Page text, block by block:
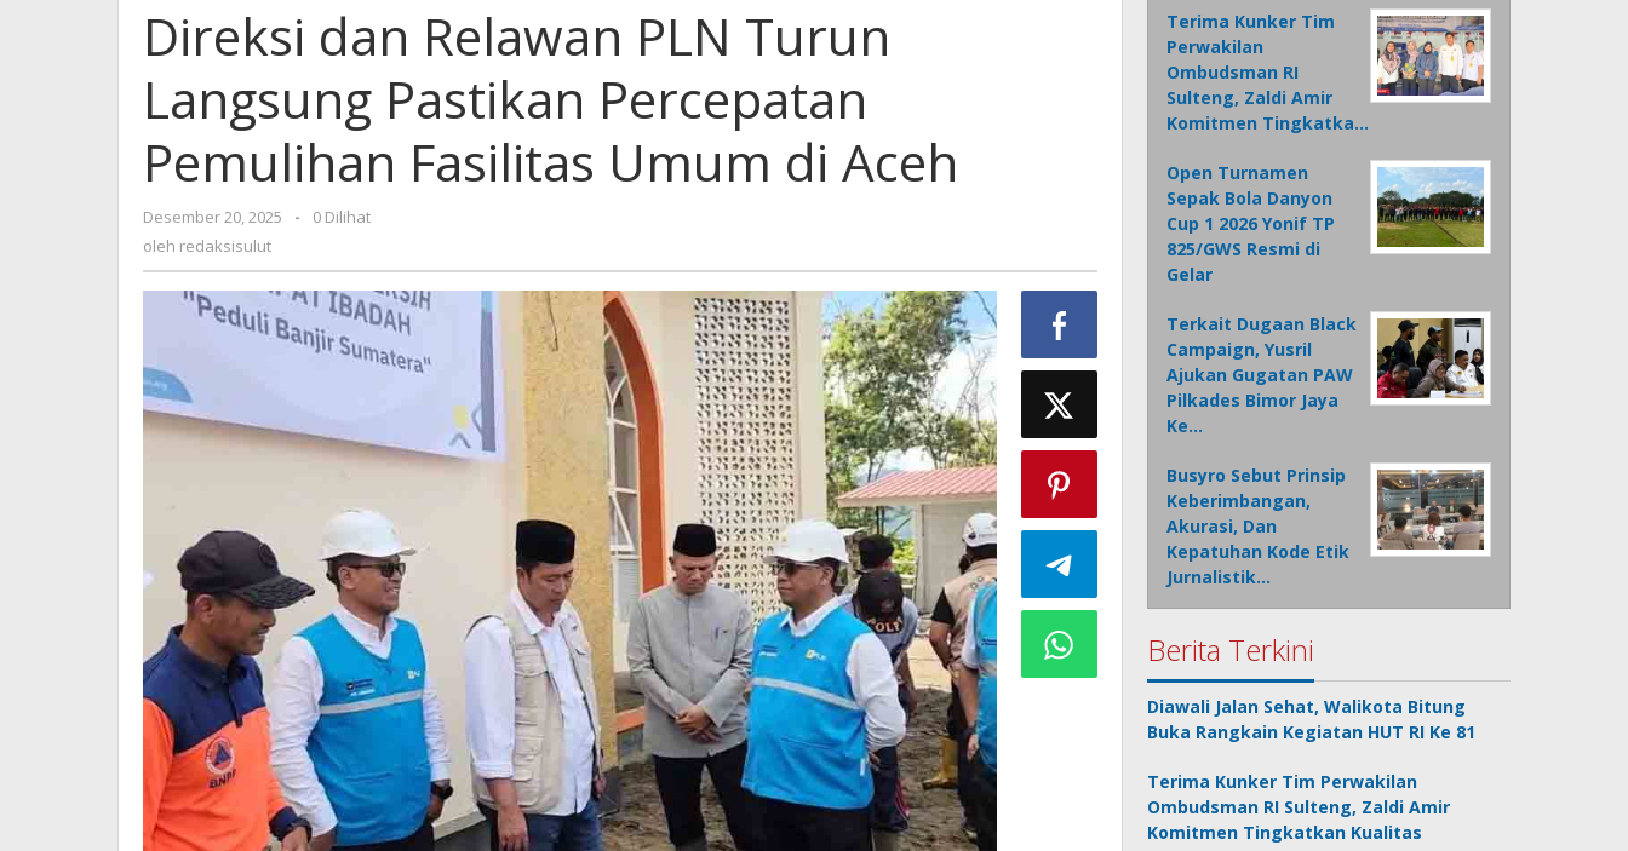
PLN
Turun
Pastikan
Percepatan
Pemulihan
Fasilitas
Umum
Direksi dan Relawan PLN Turun
Langsung Pastikan Percepatan
Pemulihan Fasilitas Umum di Aceh
Desember 20, 2025
oleh
-
0 Dilihat
oleh redaksisulut
Terima Kunker Tim
Perwakilan
Ombudsman RI
Sulteng, Zaldi Amir
Komitmen Tingkatka…
Open Turnamen
Sepak Bola Danyon
Cup 1 2026 Yonif TP
825/GWS Resmi di
Gelar
Terkait Dugaan Black
Campaign, Yusril
Ajukan Gugatan PAW
Pilkades Bimor Jaya
Ke…
Busyro Sebut Prinsip
Keberimbangan,
Akurasi, Dan
Kepatuhan Kode Etik
Jurnalistik…
Berita Terkini
Diawali Jalan Sehat, Walikota Bitung
Buka Rangkain Kegiatan HUT RI Ke 81
Terima Kunker Tim Perwakilan
Ombudsman RI Sulteng, Zaldi Amir
Komitmen Tingkatkan Kualitas